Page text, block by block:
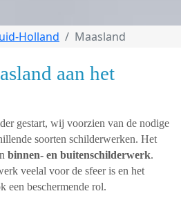
Holland Maasland
aan het
gestart, wij voorzien van de nodige
soorten schilderwerken. Het
binnen- en buitenschilderwerk.
veelal voor de sfeer is en het
een beschermende rol.